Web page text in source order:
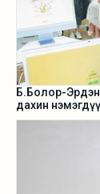
Б.Болор-
дахин